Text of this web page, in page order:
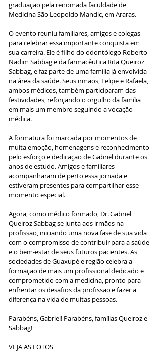
graduação pela renomada faculdade de
Medicina São Leopoldo Mandic, em Araras.
O evento reuniu familiares, amigos e colegas
para celebrar essa importante conquista em
sua carreira. Ele é filho do odontólogo Roberto
Nadim Sabbag e da farmacêutica Rita Queiroz
Sabbag, e faz parte de uma família já envolvida
na área da saúde. Seus irmãos, Felipe e Rafaela,
ambos médicos, também participaram das
festividades, reforçando o orgulho da família
em mais um membro seguindo a vocação
médica.
A formatura foi marcada por momentos de
muita emoção, homenagens e reconhecimento
pelo esforço e dedicação de Gabriel durante os
anos de estudo. Amigos e familiares
acompanharam de perto essa jornada e
estiveram presentes para compartilhar esse
momento especial.
Agora, como médico formado, Dr. Gabriel
Queiroz Sabbag se junta aos irmãos na
profissão, iniciando uma nova fase de sua vida
com o compromisso de contribuir para a saúde
e o bem-estar de seus futuros pacientes. As
sociedades de Guaxupé e região celebra a
formação de mais um profissional dedicado e
comprometido com a medicina, pronto para
enfrentar os desafios da profissão e fazer a
diferença na vida de muitas pessoas.
Parabéns, Gabriel! Parabéns, famílias Queiroz e
Sabbag!
VEJA AS FOTOS